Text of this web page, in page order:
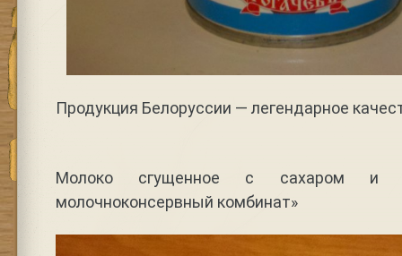
Продукция Белоруссии — легендарное
Молоко сгущенное с сахаром и
молочноконсервный комбинат»